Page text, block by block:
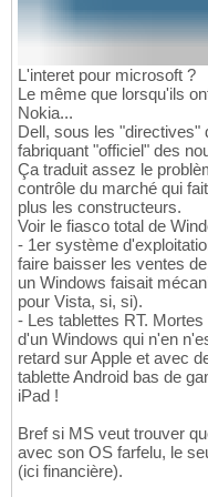
L'interet pour microsoft ?
Le même que lorsqu'ils
Nokia...
Dell, sous les "directives"
fabriquant "officiel" des
Ça traduit assez le
contrôle du marché qui
plus les constructeurs.
Voir le fiasco total de
- 1er système
faire baisser les ventes
un Windows faisait
pour Vista, si, si).
- Les tablettes RT.
d'un Windows qui n'en
retard sur Apple et avec
tablette Android bas de
iPad !
Bref si MS veut trouver
avec son OS farfelu, le
(ici financière).